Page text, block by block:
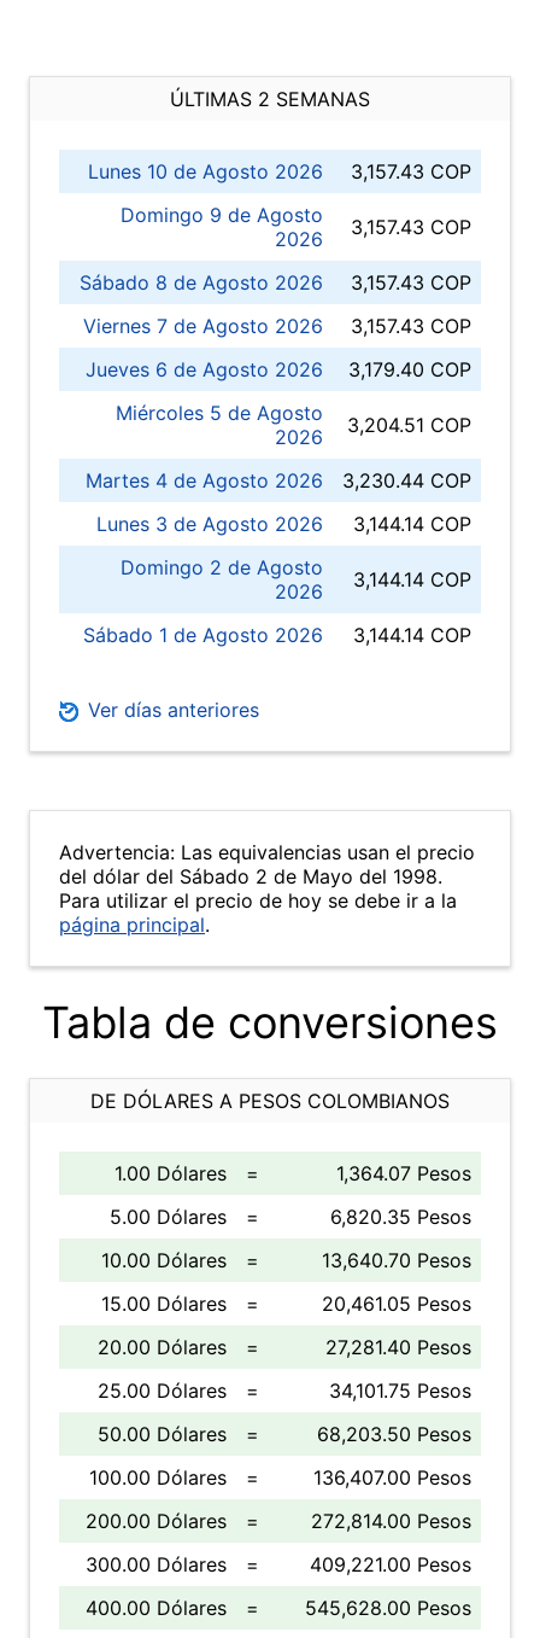
ÚLTIMAS 2 SEMANAS
Lunes 10 de Agosto 2026
3,157.43 COP
Domingo 9 de Agosto
2026
3,157.43 COP
Sábado 8 de Agosto 2026
3,157.43 COP
Viernes 7 de Agosto 2026
3,157.43 COP
Jueves 6 de Agosto 2026
3,179.40 COP
Miércoles 5 de Agosto
2026
3,204.51 COP
Martes 4 de Agosto 2026
3,230.44 COP
Lunes 3 de Agosto 2026
3,144.14 COP
Domingo 2 de Agosto
2026
3,144.14 COP
Sábado 1 de Agosto 2026 3,144.14 COP
Ver días anteriores
Advertencia: Las equivalencias usan el precio
del dólar del Sábado 2 de Mayo del 1998.
Para utilizar el precio de hoy se debe ir a la
página principal.
Tabla de conversiones
DE DÓLARES A PESOS COLOMBIANOS
1.00 Dólares =
1,364.07 Pesos
5.00 Dólares
=
6,820.35 Pesos
10.00 Dólares
=
13,640.70 Pesos
15.00 Dólares
=
20,461.05 Pesos
20.00 Dólares
=
27,281.40 Pesos
25.00 Dólares
=
34,101.75 Pesos
50.00 Dólares
=
68,203.50 Pesos
100.00 Dólares
=
136,407.00 Pesos
200.00 Dólares
=
272,814.00 Pesos
300.00 Dólares
=
409,221.00 Pesos
400.00 Dólares
=
545,628.00 Pesos